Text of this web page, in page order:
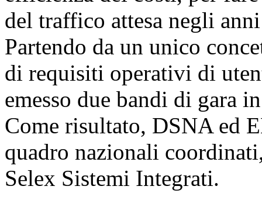
del traffico attesa negli
Partendo da un unico
di requisiti operativi di
emesso due bandi di gara
Come risultato, DSNA ed
quadro nazionali
Selex Sistemi Integrati.